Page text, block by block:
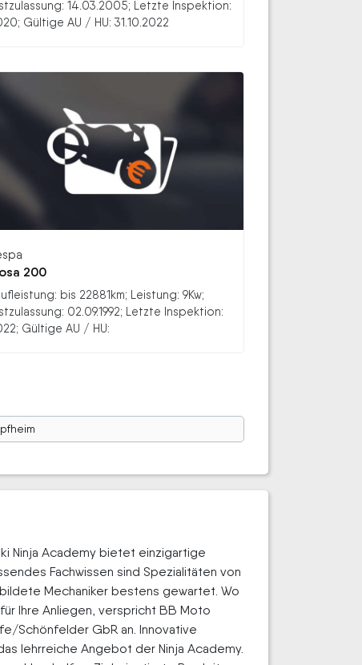
14.03.2005; Letzte Inspektion:
Gültige AU / HU: 31.10.2022
200
bis 22881km; Leistung: 9Kw;
02.09.1992; Letzte Inspektion:
Gültige AU / HU:
Ninja Academy bietet einzigartige
Fachwissen sind Spezialitäten von
Mechaniker bestens gewartet. Wo
Ihre Anliegen, verspricht BB Moto
Schönfelder GbR an. Innovative
lehrreiche Angebot der Ninja Academy.